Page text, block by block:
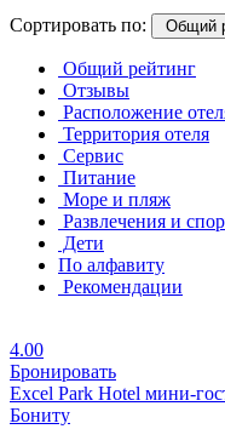
Сортировать по: Общий
Общий рейтинг
Отзывы
Расположение
Территория отеля
Сервис
Питание
Море и пляж
Развлечения и
Дети
По алфавиту
Рекомендации
4.00
Бронировать
Excel Park Hotel мини-
Бониту